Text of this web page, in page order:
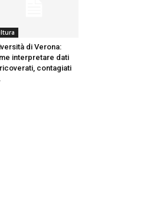
di Verona:
interpretare dati
contagiati